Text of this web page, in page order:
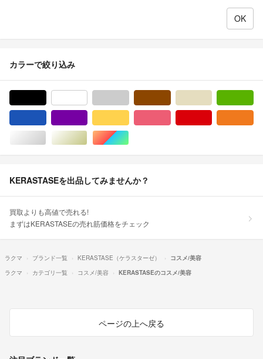
カラーで絞り込み
シルバー/銀色系ゴールド/金色系マルチカラー
KERASTASEを出品してみませんか？
買取よりも高値で売れる!
まずはKERASTASEの売れ筋価格をチェック
ラクマ ブランド一覧 KERASTASE（ケラスターゼ）
コスメ/美容
ラクマ
カテゴリ一覧 コスメ/美容 KERASTASEのコスメ/美容
ページの上へ戻る